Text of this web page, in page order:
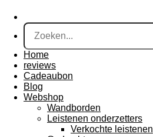
Home
reviews
Cadeaubon
Blog
Webshop
Wandborden
Leistenen onderzetters
Verkochte leistenen